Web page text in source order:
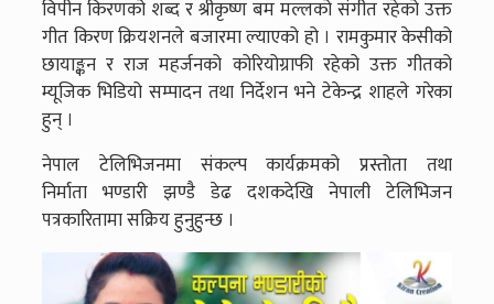
विपीन किरणको शब्द र श्रीकृष्ण बम मल्लको संगीत रहेको उक्त
गीत किरण क्रियशनले बजारमा ल्याएको हो । रामकुमार केसीको
छायाङ्कन र राज महर्जनको कोरियोग्राफी रहेको उक्त गीतको
म्यूजिक भिडियो सम्पादन तथा निर्देशन भने टेकेन्द्र शाहले गरेका
हुन् ।
नेपाल टेलिभिजनमा संकल्प कार्यक्रमको प्रस्तोता तथा
निर्माता भण्डारी झण्डै डेढ दशकदेखि नेपाली टेलिभिजन
पत्रकारितामा सक्रिय हुनुहुन्छ ।